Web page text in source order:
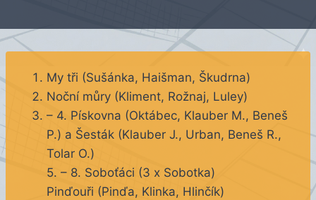
My tři (Sušánka, Haišman, Škudrna)
Noční můry (Kliment, Rožnaj, Luley)
– 4. Pískovna (Oktábec, Klauber M., Beneš
P.) a Šesták (Klauber J., Urban, Beneš R.,
Tolar O.)
5. – 8. Soboťáci (3 x Sobotka)
Pinďouři (Pinďa, Klinka, Hlinčík)